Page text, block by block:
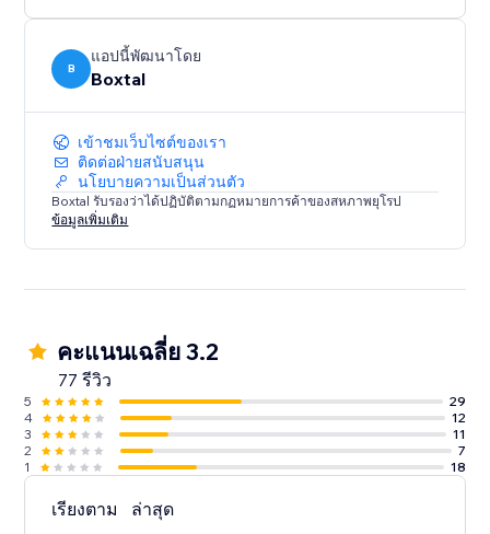
B
แอปนี้พัฒนาโดย
Boxtal
เข้าชมเว็บไซต์ของเรา
ติดต่อฝ่ายสนับสนุน
นโยบายความเป็นส่วนตัว
Boxtal รับรองว่าได้ปฏิบัติตามกฏหมายการค้าของสหภาพยุโรป
ข้อมูลเพิ่มเติม
คะแนนเฉลี่ย 3.2
77 รีวิว
5
29
4
12
3
11
2
7
1
18
เรียงตาม ล่าสุด